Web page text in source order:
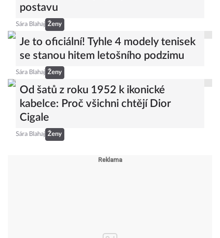
postavu
Sára Blahaj Ženy
Je to oficiální! Tyhle 4 modely tenisek
se stanou hitem letošního podzimu
Sára Blahaj Ženy
Od šatů z roku 1952 k ikonické
kabelce: Proč všichni chtějí Dior
Cigale
Sára Blahaj Ženy